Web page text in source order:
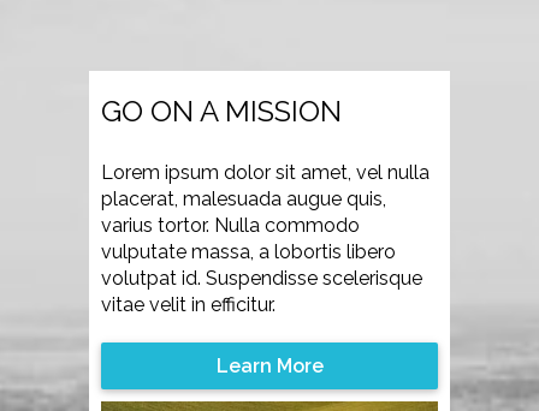
GO ON A MISSION
Lorem ipsum dolor sit amet, vel nulla
placerat, malesuada augue quis,
varius tortor. Nulla commodo
vulputate massa, a lobortis libero
volutpat id. Suspendisse scelerisque
vitae velit in efficitur.
Learn More